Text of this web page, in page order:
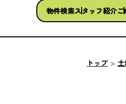
物件検索スタッフ紹介
トップ